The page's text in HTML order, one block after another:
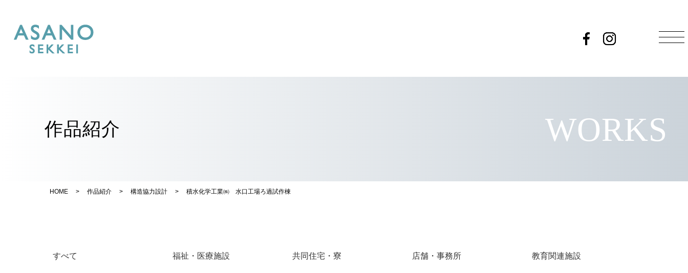
作品紹介 WORKS
HOME > 作品紹介 > 構造協力設計 > 積水化学工業㈱ 水口工場ろ過試作棟
すべて 福祉・医療施設 共同住宅・寮 店舗・事務所 教育関連施設